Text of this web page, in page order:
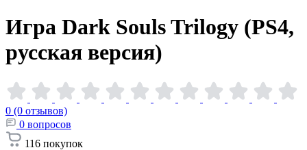
Игра Dark Souls Trilogy (PS4,
русская версия)
0 (0 отзывов)
0 вопросов
116 покупок